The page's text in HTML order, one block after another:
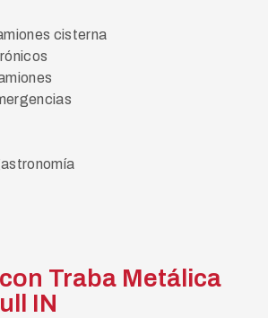
cisterna
Traba Metálica
IN